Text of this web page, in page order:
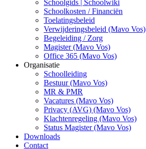
Schoolgids | Schoolwiki
Schoolkosten / Financiën
Toelatingsbeleid
Verwijderingsbeleid (Mavo Vos)
Begeleiding / Zorg
Magister (Mavo Vos)
Office 365 (Mavo Vos)
Organisatie
Schoolleiding
Bestuur (Mavo Vos)
MR & PMR
Vacatures (Mavo Vos)
Privacy (AVG) (Mavo Vos)
Klachtenregeling (Mavo Vos)
Status Magister (Mavo Vos)
Downloads
Contact